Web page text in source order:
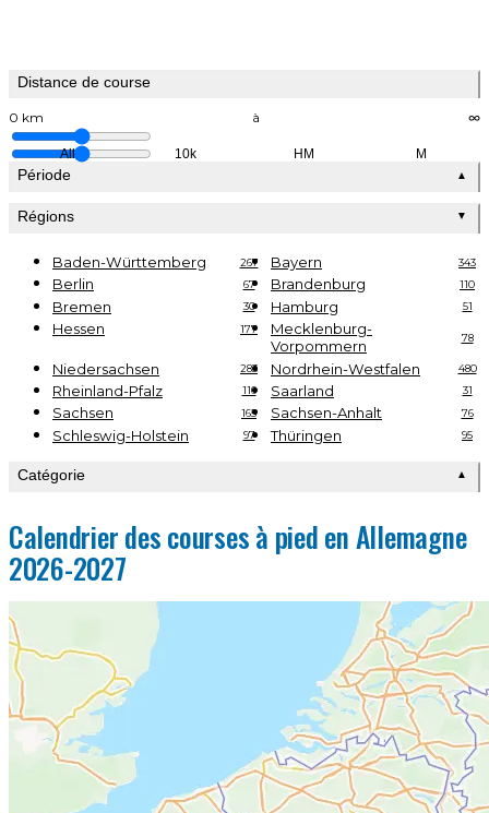
Distance de course
0 km à ∞
All 10k HM M
Période ▲
Régions ▼
Baden-Württemberg 267 Bayern 343
Berlin 67 Brandenburg 110
Bremen 30 Hamburg 51
Hessen 177
Mecklenburg-
Vorpommern
78
Niedersachsen 283 Nordrhein-Westfalen 480
Rheinland-Pfalz 116 Saarland 31
Sachsen 165 Sachsen-Anhalt 76
Schleswig-Holstein 97 Thüringen 95
Catégorie ▲
Calendrier des courses à pied en Allemagne
2026-2027